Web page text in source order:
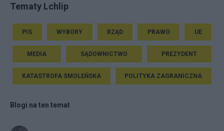
Tematy Lchlip
PIS WYBORY RZĄD PRAWO UE
MEDIA SĄDOWNICTWO PREZYDENT
KATASTROFA SMOLEŃSKA POLITYKA ZAGRANICZNA
Blogi na ten temat